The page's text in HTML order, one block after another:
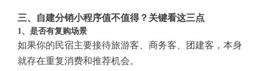
三、自建分销小程序值不值得？关键看这三点
1、是否有复购场景
如果你的民宿主要接待旅游客、商务客、团建客，本身
就存在重复消费和推荐机会。